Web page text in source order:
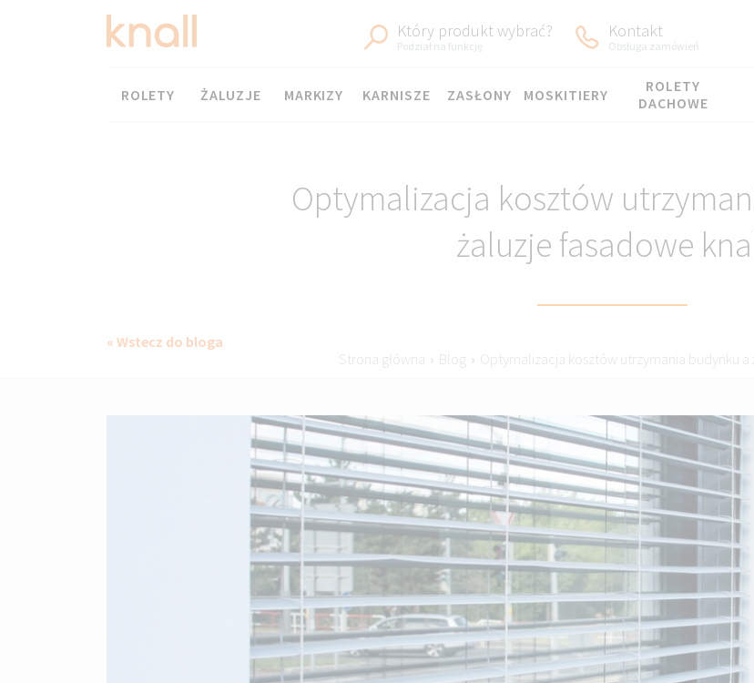
Który produkt wybrać?
Podział na funkcję
Kontakt
Obsługa zamówień
Menu KARNISZE
ROLETY ŻALUZJE MARKIZY ZASŁONY MOSKITIERY
ROLETY
DACHOWE
Optymalizacja kosztów
żaluzje fasadowe
« Wstecz do bloga
Strona główna › Blog › Optymalizacja kosztów utrzymania budynku a